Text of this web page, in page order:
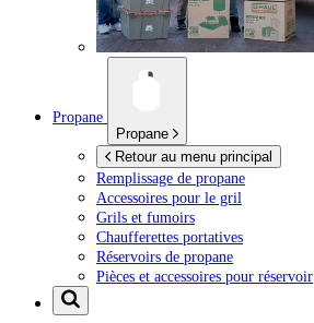
Propane
Propane
Retour au menu principal
Remplissage de propane
Accessoires pour le gril
Grils et fumoirs
Chaufferettes portatives
Réservoirs de propane
Pièces et accessoires pour réservoir